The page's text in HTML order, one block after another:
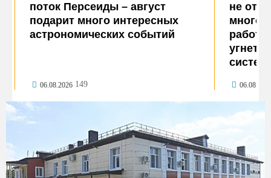
поток Персеиды – август
подарит много интересных
астрономических событий
06.08.2026 149
не
систем